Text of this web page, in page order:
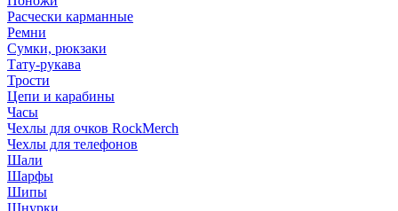
Расчески карманные
Ремни
Сумки, рюкзаки
Тату-рукава
Трости
Цепи и карабины
Часы
Чехлы для очков RockMerch
Чехлы для телефонов
Шали
Шарфы
Шипы
Шнурки